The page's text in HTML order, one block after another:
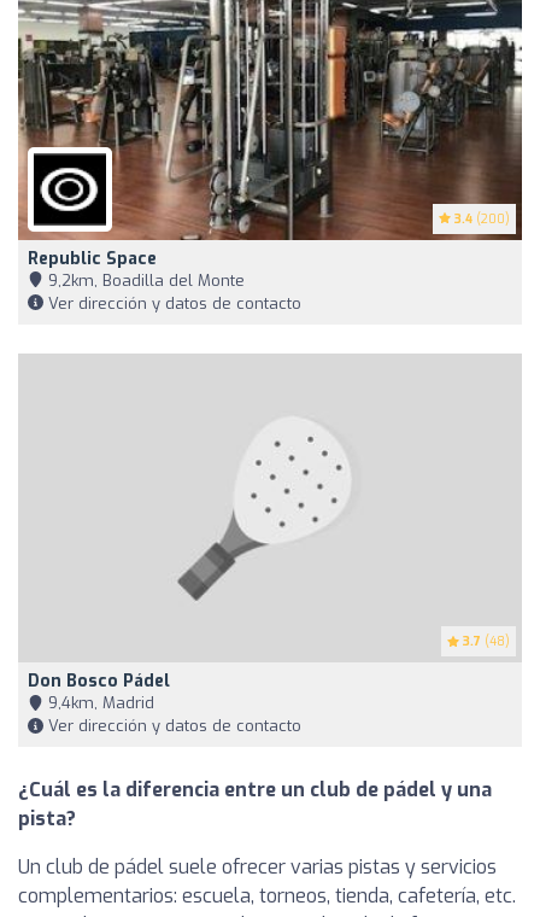
3.4 (200)
Republic Space
9,2km, Boadilla del Monte
Ver dirección y datos de contacto
3.7 (48)
Don Bosco Pádel
9,4km, Madrid
Ver dirección y datos de contacto
¿Cuál es la diferencia entre un club de pádel y una
pista?
Un club de pádel suele ofrecer varias pistas y servicios
complementarios: escuela, torneos, tienda, cafetería, etc.